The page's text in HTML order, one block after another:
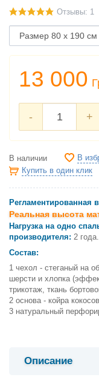
Отзывы: 1
13 000
- +
В наличии В
Купить в один клик
Регламентированная
Реальная высота
Нагрузка на одно
производителя: 2 года.
Состав:
чехол - стеганый на
шерсти и хлопка
трикотаж, ткань
основа - койра
натуральный
Описание